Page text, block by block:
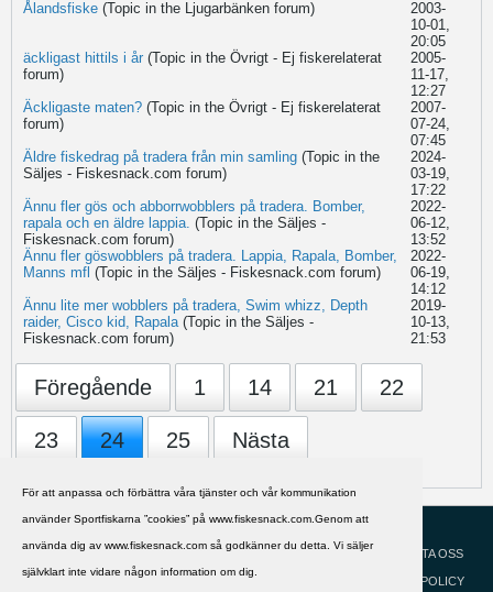
För att anpassa och förbättra våra tjänster och vår kommunikation
använder Sportfiskarna ”cookies” på www.fiskesnack.com.Genom att
använda dig av www.fiskesnack.com så godkänner du detta. Vi säljer
självklart inte vidare någon information om dig.
Ålandsfiske (Topic in the Ljugarbänkenforum)
2003-
10-01,
20:05
äckligast hittils i år (Topic in the Övrigt - Ej fiskerelaterat
forum)
2005-
11-17,
12:27
Äckligaste maten? (Topic in the Övrigt - Ej fiskerelaterat
forum)
2007-
07-24,
07:45
Äldre fiskedrag på tradera från min samling (Topic in the
Säljes - Fiskesnack.com forum)
2024-
03-19,
17:22
Ännu fler gös och abborrwobblers på tradera. Bomber,
rapala och en äldre lappia. (Topic in the Säljes -
Fiskesnack.com forum)
2022-
06-12,
13:52
Ännu fler göswobblers på tradera. Lappia, Rapala, Bomber,
Manns mfl (Topic in the Säljes - Fiskesnack.com forum)
2022-
06-19,
14:12
Ännu lite mer wobblers på tradera, Swim whizz, Depth
raider, Cisco kid, Rapala (Topic in the Säljes -
Fiskesnack.com forum)
2019-
10-13,
21:53
Föregående 1 14 21 22
23 24 25 Nästa
HJÄLP
KONTAKTA OSS
COOKIEPOLICY